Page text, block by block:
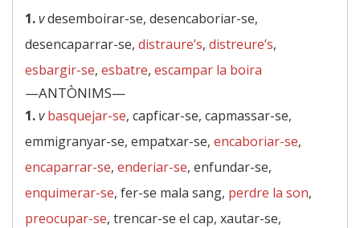
1.vdesemboirar-se, desencaboriar-se,
desencaparrar-se, distraure’s, distreure’s,
esbargir-se, esbatre, escampar la boira
—ANTÒNIMS—
1.v basquejar-se, capficar-se, capmassar-se,
emmigranyar-se, empatxar-se, encaboriar-se,
encaparrar-se, enderiar-se, enfundar-se,
enquimerar-se, fer-se mala sang, perdre la son,
preocupar-se, trencar-se el cap, xautar-se,